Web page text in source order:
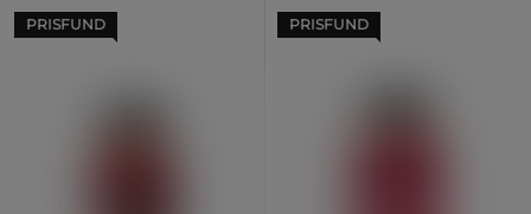
PRISFUND PRISFUND